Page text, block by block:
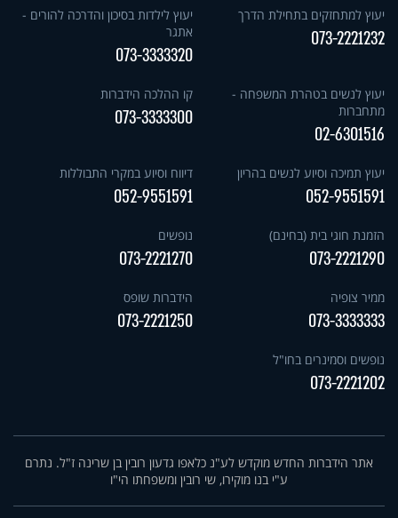
יעוץ למתחזקים בתחילת הדרך
073-2221232
יעוץ לילדות בסיכון והדרכה להורים -
אתגר
073-3333320
יעוץ לנשים בטהרת המשפחה -
מתחברות
02-6301516
קו ההלכה הידברות
073-3333300
יעוץ תמיכה וסיוע לנשים בהריון
052-9551591
דיווח וסיוע במקרי התבוללות
052-9551591
הזמנת חוגי בית (בחינם)
073-2221290
נופשים
073-2221270
ממיר צופיה
073-3333333
הידברות שופס
073-2221250
נופשים וסמינרים בחו"ל
073-2221202
אתר הידברות החדש מוקדש לע"נ כלאפו גדעון רובין בן שרינה ז"ל. נתרם
ע"י בנו מוקירו, שי רובין ומשפחתו הי"ו